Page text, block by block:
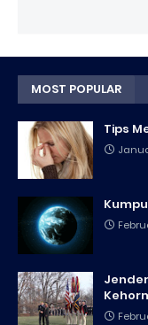
MOST POPULAR
Tips